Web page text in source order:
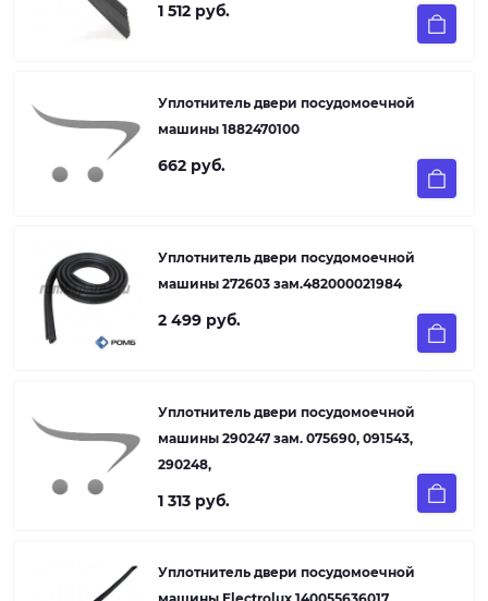
1 512 руб.
Уплотнитель двери посудомоечной
машины 1882470100
662 руб.
Уплотнитель двери посудомоечной
машины 272603 зам.482000021984
2 499 руб.
Уплотнитель двери посудомоечной
машины 290247 зам. 075690, 091543,
290248,
1 313 руб.
Уплотнитель двери посудомоечной